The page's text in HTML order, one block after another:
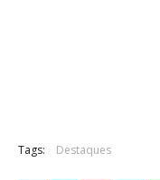
Tags: Destaques